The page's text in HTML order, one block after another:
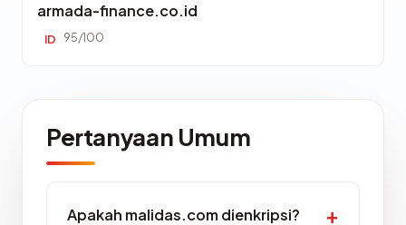
armada-finance.co.id
ID 95/100
Pertanyaan Umum
Apakah malidas.com dienkripsi?